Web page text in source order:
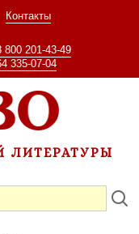
Контакты
800 201-43-49
335-07-04
ЛИТЕРАТУРЫ